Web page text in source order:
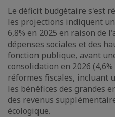
Le déficit budgétaire s'est
les projections indiquent
6,8% en 2025 en raison de
dépenses sociales et des
fonction publique, avant
consolidation en 2026
réformes fiscales, incluant
les bénéfices des grandes
des revenus
écologique.